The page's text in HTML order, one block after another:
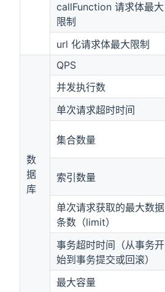
callFunction 请求体最大
限制
url 化请求体最大限制
数
据
库
QPS
并发执行数
单次请求超时时间
集合数量
索引数量
单次请求获取的最大数据
条数（limit）
事务超时时间（从事务开
始到事务提交或回滚）
最大容量